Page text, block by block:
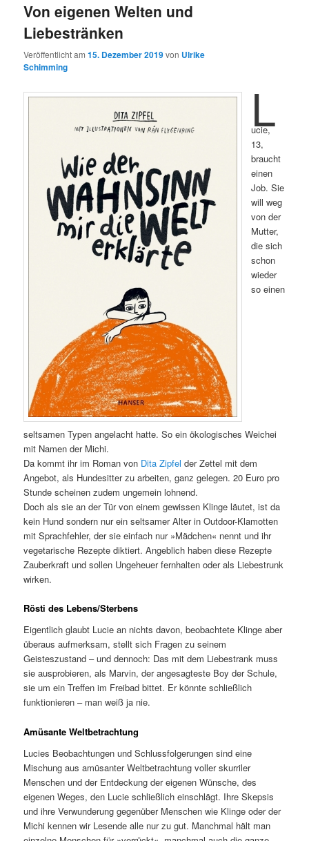
Von eigenen Welten und
Liebestränken
Veröffentlicht am15. Dezember 2019von Ulrike
Schimming
L
ucie,
13,
braucht
einen
Job. Sie
will weg
von der
Mutter,
die sich
schon
wieder
so einen
seltsamen Typen angelacht hatte. So ein ökologisches Weichei
mit Namen der Michi.
Da kommt ihr im Roman von Dita Zipfelder Zettel mit dem
Angebot, als Hundesitter zu arbeiten, ganz gelegen. 20 Euro pro
Stunde scheinen zudem ungemein lohnend.
Doch als sie an der Tür von einem gewissen Klinge läutet, ist da
kein Hund sondern nur ein seltsamer Alter in Outdoor-Klamotten
mit Sprachfehler, der sie einfach nur »Mädchen« nennt und ihr
vegetarische Rezepte diktiert. Angeblich haben diese Rezepte
Zauberkraft und sollen Ungeheuer fernhalten oder als Liebestrunk
wirken.
Rösti des Lebens/Sterbens
Eigentlich glaubt Lucie an nichts davon, beobachtete Klinge aber
überaus aufmerksam, stellt sich Fragen zu seinem
Geisteszustand – und dennoch: Das mit dem Liebestrank muss
sie ausprobieren, als Marvin, der angesagteste Boy der Schule,
sie um ein Treffen im Freibad bittet. Er könnte schließlich
funktionieren – man weiß ja nie.
Amüsante Weltbetrachtung
Lucies Beobachtungen und Schlussfolgerungen sind eine
Mischung aus amüsanter Weltbetrachtung voller skurriler
Menschen und der Entdeckung der eigenen Wünsche, des
eigenen Weges, den Lucie schließlich einschlägt. Ihre Skepsis
und ihre Verwunderung gegenüber Menschen wie Klinge oder der
Michi kennen wir Lesende alle nur zu gut. Manchmal hält man